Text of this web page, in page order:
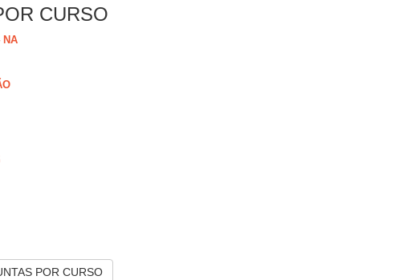
CURSO
NA
POR CURSO